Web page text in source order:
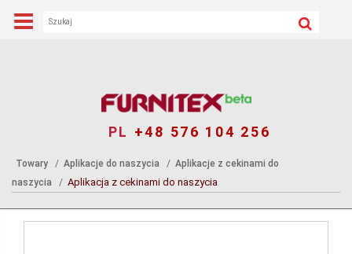
PL +48 576 104 256
Towary Aplikacje do naszycia
Aplikacje z cekinami do
naszycia
Aplikacja z cekinami do naszycia